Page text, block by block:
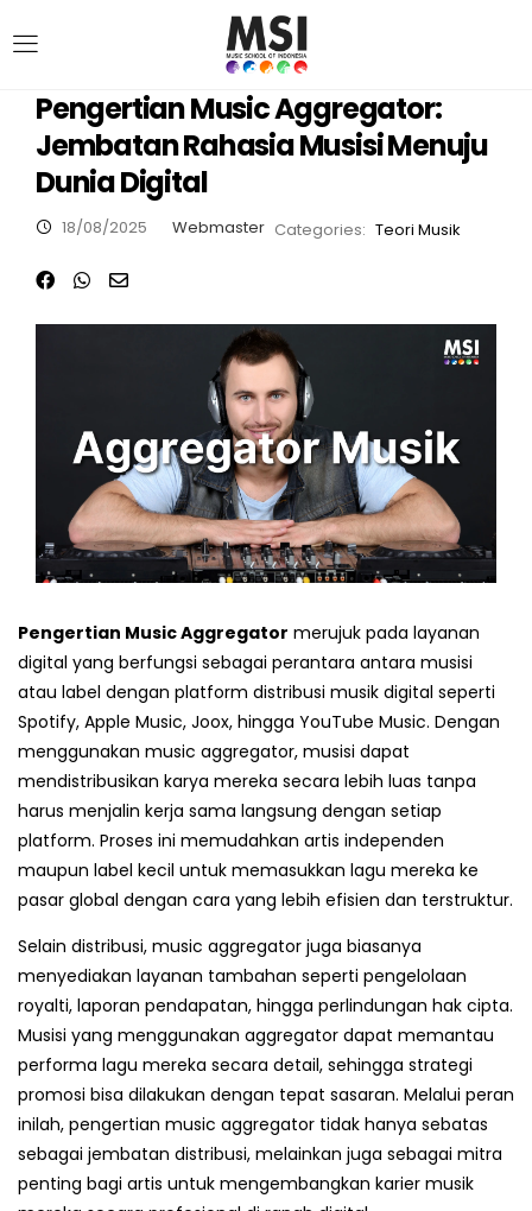
Pengertian Music Aggregator:
Jembatan Rahasia Musisi Menuju
Dunia Digital
18/08/2025 Webmaster Categories: Teori Musik
Pengertian Music Aggregator merujuk pada layanan
digital yang berfungsi sebagai perantara antara musisi
atau label dengan platform distribusi musik digital seperti
Spotify, Apple Music, Joox, hingga YouTube Music. Dengan
menggunakan music aggregator, musisi dapat
mendistribusikan karya mereka secara lebih luas tanpa
harus menjalin kerja sama langsung dengan setiap
platform. Proses ini memudahkan artis independen
maupun label kecil untuk memasukkan lagu mereka ke
pasar global dengan cara yang lebih efisien dan terstruktur.
Selain distribusi, music aggregator juga biasanya
menyediakan layanan tambahan seperti pengelolaan
royalti, laporan pendapatan, hingga perlindungan hak cipta.
Musisi yang menggunakan aggregator dapat memantau
performa lagu mereka secara detail, sehingga strategi
promosi bisa dilakukan dengan tepat sasaran. Melalui peran
inilah, pengertian music aggregator tidak hanya sebatas
sebagai jembatan distribusi, melainkan juga sebagai mitra
penting bagi artis untuk mengembangkan karier musik